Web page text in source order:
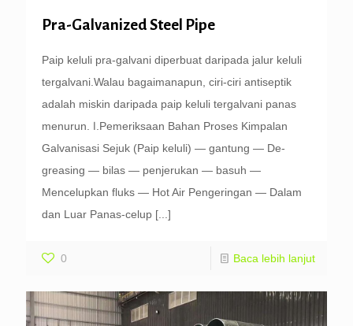
Pra-Galvanized Steel Pipe
Paip keluli pra-galvani diperbuat daripada jalur keluli
tergalvani.Walau bagaimanapun, ciri-ciri antiseptik
adalah miskin daripada paip keluli tergalvani panas
menurun. Ⅰ.Pemeriksaan Bahan Proses Kimpalan
Galvanisasi Sejuk (Paip keluli) — gantung — De-
greasing — bilas — penjerukan — basuh —
Mencelupkan fluks — Hot Air Pengeringan — Dalam
dan Luar Panas-celup [...]
0 Baca lebih lanjut